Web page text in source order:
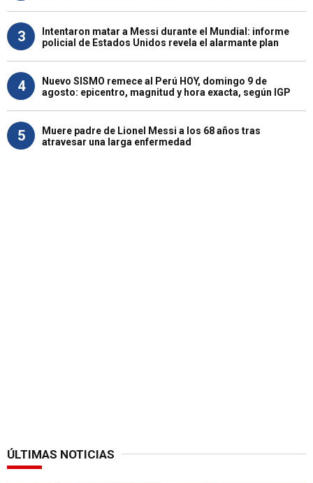
3
Intentaron matar a Messi durante el Mundial: informe
policial de Estados Unidos revela el alarmante plan
4
Nuevo SISMO remece al Perú HOY, domingo 9 de
agosto: epicentro, magnitud y hora exacta, según IGP
5
Muere padre de Lionel Messi a los 68 años tras
atravesar una larga enfermedad
ÚLTIMAS NOTICIAS